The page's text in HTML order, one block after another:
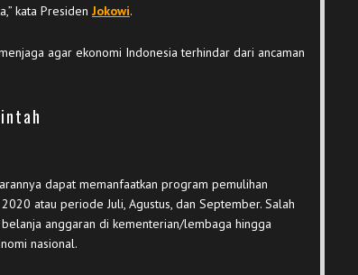
kata Presiden Jokowi.
agar ekonomi Indonesia terhindar dari ancaman
dapat memanfaatkan program pemulihan
atau periode Juli, Agustus, dan September. Salah
anggaran di kementerian/lembaga hingga
nasional.